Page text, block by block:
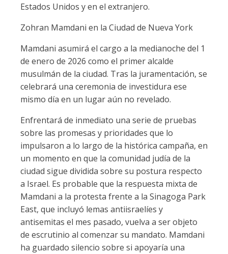
Estados Unidos y en el extranjero.
Zohran Mamdani en la Ciudad de Nueva York
Mamdani asumirá el cargo a la medianoche del 1
de enero de 2026 como el primer alcalde
musulmán de la ciudad. Tras la juramentación, se
celebrará una ceremonia de investidura ese
mismo día en un lugar aún no revelado.
Enfrentará de inmediato una serie de pruebas
sobre las promesas y prioridades que lo
impulsaron a lo largo de la histórica campaña, en
un momento en que la comunidad judía de la
ciudad sigue dividida sobre su postura respecto
a Israel. Es probable que la respuesta mixta de
Mamdani a la protesta frente a la Sinagoga Park
East, que incluyó lemas antiisraelíes y
antisemitas el mes pasado, vuelva a ser objeto
de escrutinio al comenzar su mandato. Mamdani
ha guardado silencio sobre si apoyaría una